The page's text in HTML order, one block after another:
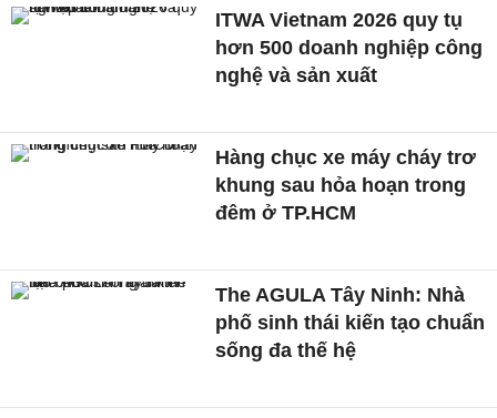
ITWA Vietnam 2026 quy tụ
hơn 500 doanh nghiệp công
nghệ và sản xuất
Hàng chục xe máy cháy trơ
khung sau hỏa hoạn trong
đêm ở TP.HCM
The AGULA Tây Ninh: Nhà
phố sinh thái kiến tạo chuẩn
sống đa thế hệ